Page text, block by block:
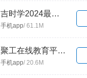
吉时学2024最新版本安卓版
手机app/ 61.1M
聚工在线教育平台2024最新安卓版
手机app/ 20.6M